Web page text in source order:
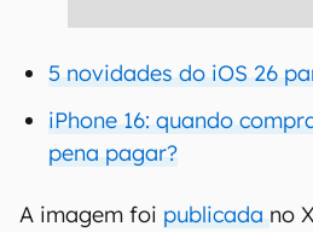
5 novidades do iOS 26
iPhone 16: quando
pena pagar?
A imagem foi publicada no